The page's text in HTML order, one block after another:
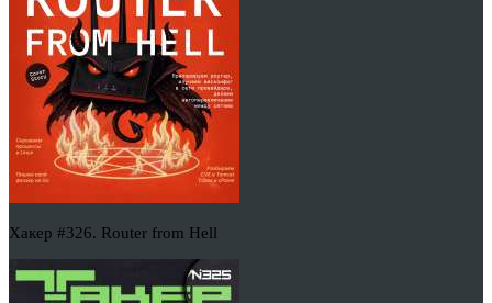
Хакер #326. Router from Hell